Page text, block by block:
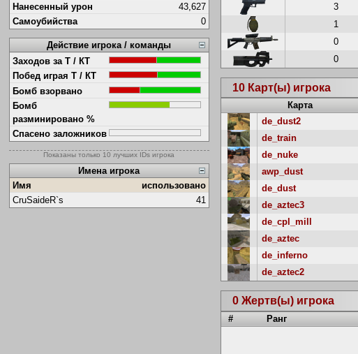
Нанесенный урон
43,627
Самоубийства
0
Действие игрока / команды
Заходов за Т / КТ
Побед играя Т / КТ
Бомб взорвано
Бомб
разминировано %
Спасено заложников
Показаны только 10 лучших IDs игрока
Имена игрока
Имя
использовано
CruSaideR`s
41
3
1
0
0
10 Карт(ы) игрока
Карта
de_dust2
de_train
de_nuke
awp_dust
de_dust
de_aztec3
de_cpl_mill
de_aztec
de_inferno
de_aztec2
0 Жертв(ы) игрока
# Ранг